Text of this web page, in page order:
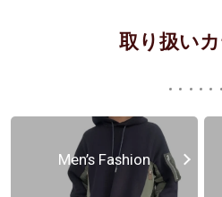
取り扱い
Men’s Fashion